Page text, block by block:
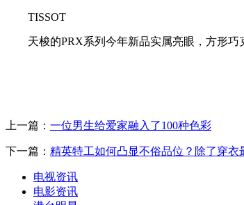
TISSOT
天梭的PRX系列今年新品实属亮眼，方形
上一篇： 一位男生给爱家融入了100种色彩
下一篇： 精英特工如何凸显不俗品位？除了穿衣
电视资讯
电影资讯